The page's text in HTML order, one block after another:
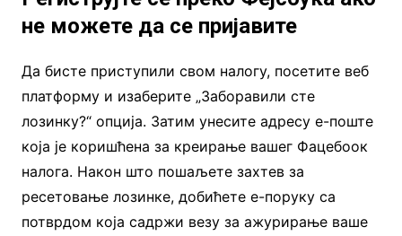
не можете да се пријавите
Да бисте приступили свом налогу, посетите веб
платформу и изаберите „Заборавили сте
лозинку?“ опција. Затим унесите адресу е-поште
која је коришћена за креирање вашег Фацебоок
налога. Након што пошаљете захтев за
ресетовање лозинке, добићете е-поруку са
потврдом која садржи везу за ажурирање ваше